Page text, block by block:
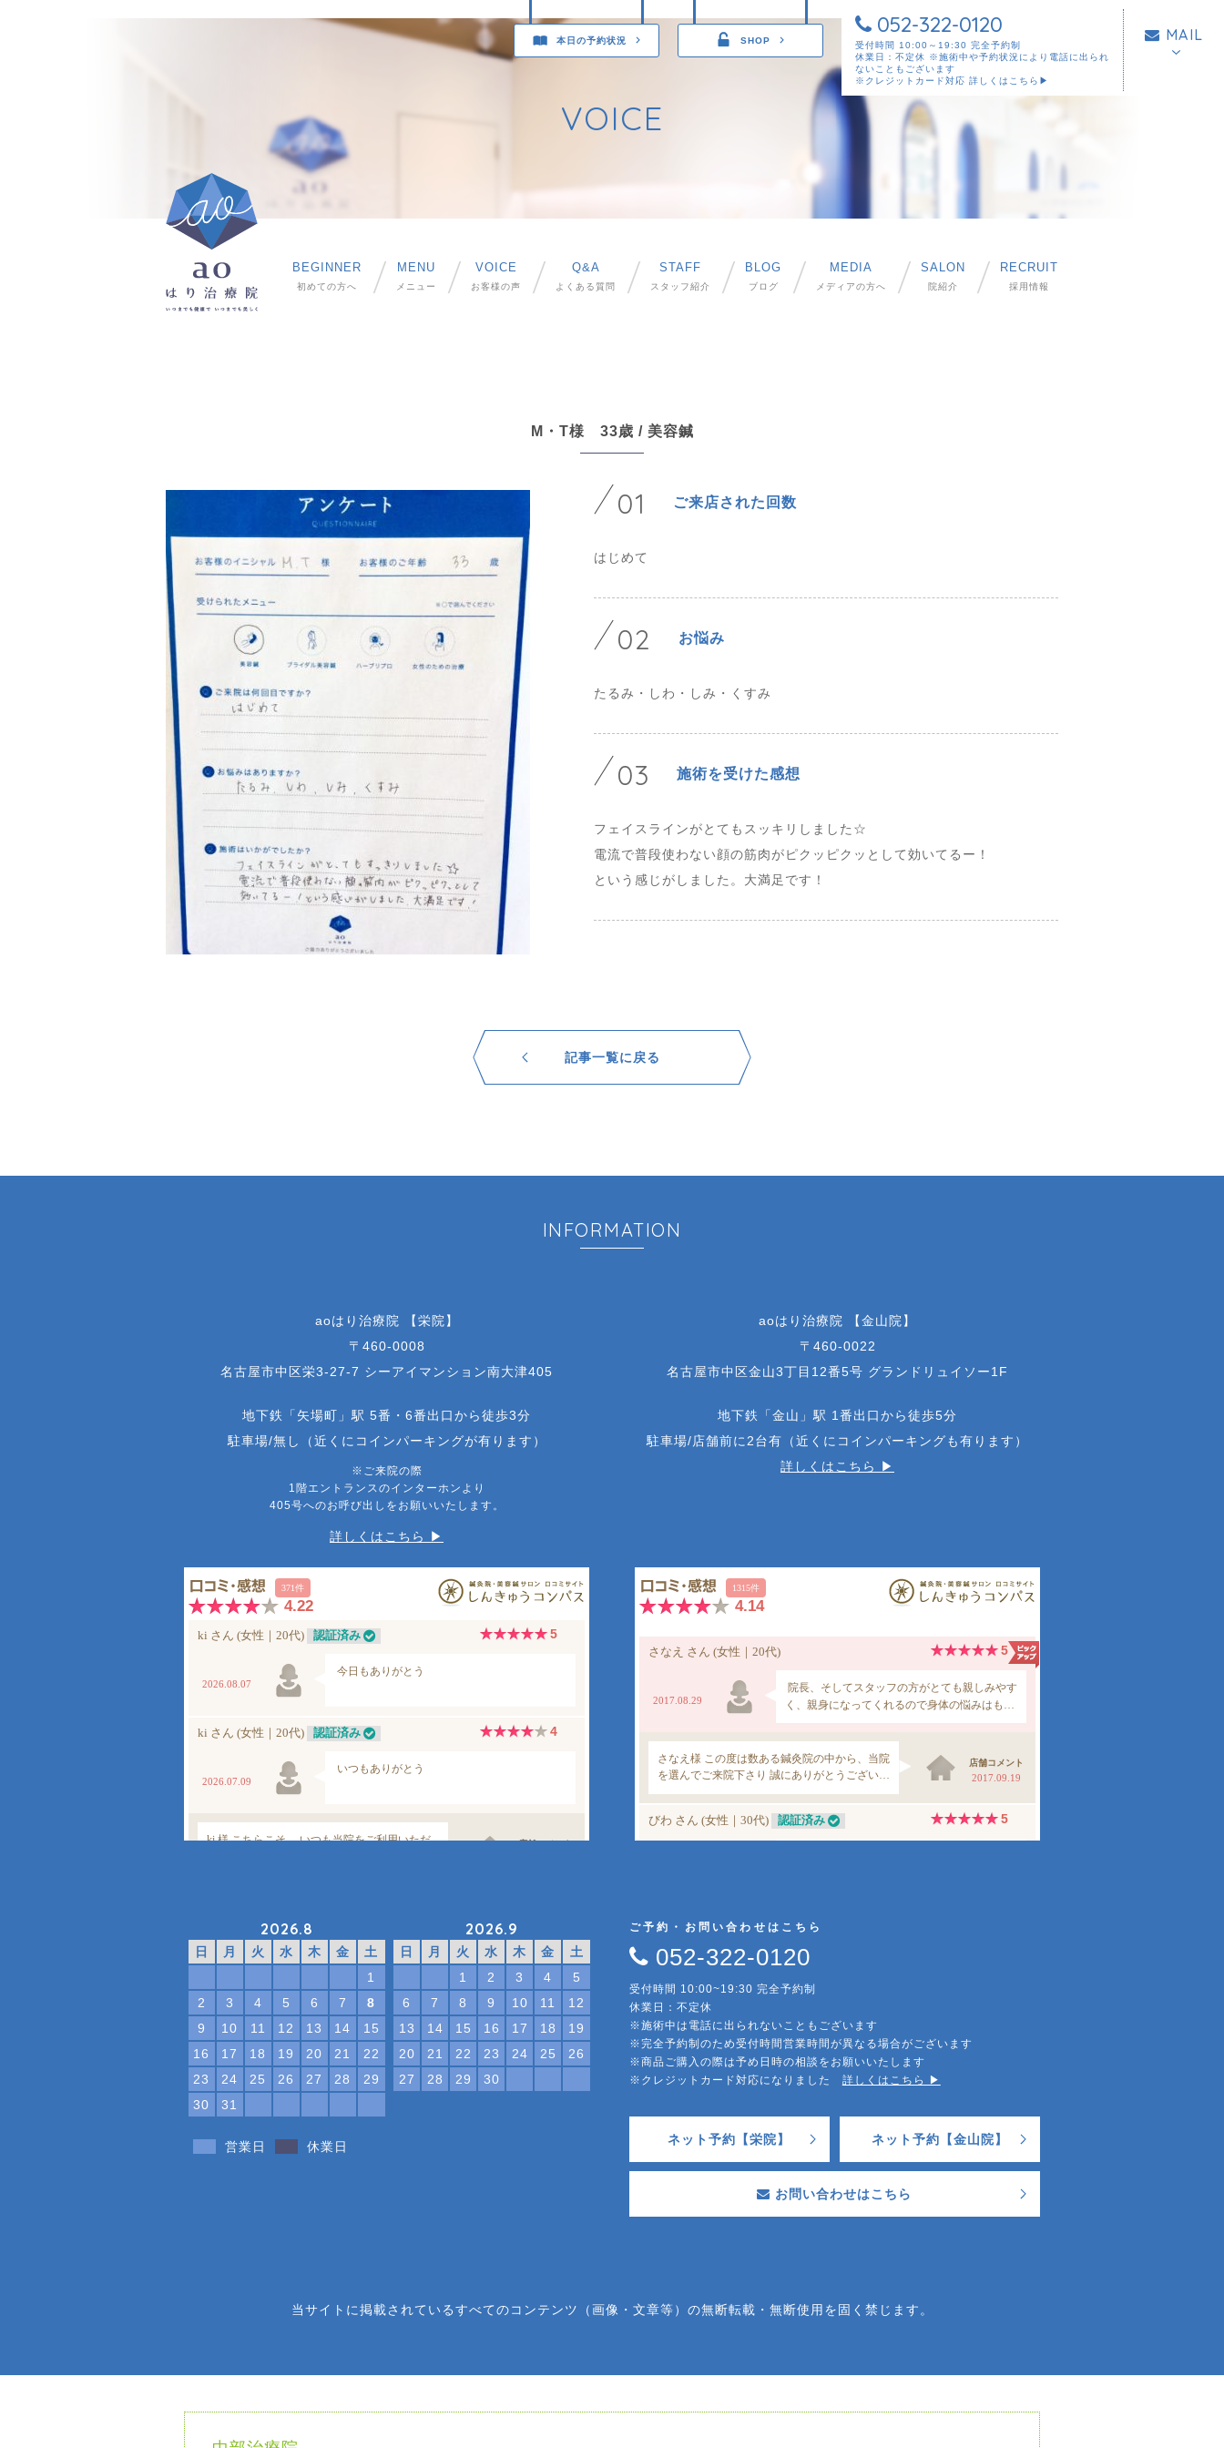
本日の予約状況 SHOP
052-322-0120
受付時間 10:00～19:30 完全予約制
休業日：不定休 ※施術中や予約状況により電話に出られ
ないこともございます
※クレジットカード対応 詳しくはこちら▶︎
MAIL
VOICE
BEGINNER
初めての方へ
MENU
メニュー
VOICE
お客様の声
Q&A
よくある質問
STAFF
スタッフ紹介
BLOG
ブログ
MEDIA
メディアの方へ
SALON
院紹介
RECRUIT
採用情報
M・T様 33歳 / 美容鍼
01 ご来店された回数
はじめて
02 お悩み
たるみ・しわ・しみ・くすみ
03 施術を受けた感想
フェイスラインがとてもスッキリしました☆
電流で普段使わない顔の筋肉がピクッピクッとして効いてるー！
という感じがしました。大満足です！
記事一覧に戻る
INFORMATION
aoはり治療院 【栄院】
〒460-0008
名古屋市中区栄3-27-7 シーアイマンション南大津405
地下鉄「矢場町」駅 5番・6番出口から徒歩3分
駐車場/無し（近くにコインパーキングが有ります）
※ご来院の際
1階エントランスのインターホンより
405号へのお呼び出しをお願いいたします。
詳しくはこちら ▶︎
aoはり治療院 【金山院】
〒460-0022
名古屋市中区金山3丁目12番5号 グランドリュイソー1F
地下鉄「金山」駅 1番出口から徒歩5分
駐車場/店舗前に2台有（近くにコインパーキングも有ります）
詳しくはこちら ▶︎
2026.8
日 月 火 水 木 金
土
1
2
3 4 5 6 7
8
9
10 11 12 13 14
15
16
17 18 19 20 21
22
23
24 25 26 27 28
29
30
31
2026.9
日 月 火 水 木 金
土
1
2 3 4
5
6
7 8 9 10 11
12
13
14 15 16 17 18
19
20
21 22 23 24 25
26
27
28 29 30
営業日 休業日
ご予約・お問い合わせはこちら
052-322-0120
受付時間 10:00~19:30 完全予約制
休業日：不定休
※施術中は電話に出られないこともございます
※完全予約制のため受付時間営業時間が異なる場合がございます
※商品ご購入の際は予め日時の相談をお願いいたします
※クレジットカード対応になりました 詳しくはこちら ▶︎
ネット予約【栄院】 ネット予約【金山院】
お問い合わせはこちら
当サイトに掲載されているすべてのコンテンツ（画像・文章等）の無断転載・無断使用を固く禁じます。